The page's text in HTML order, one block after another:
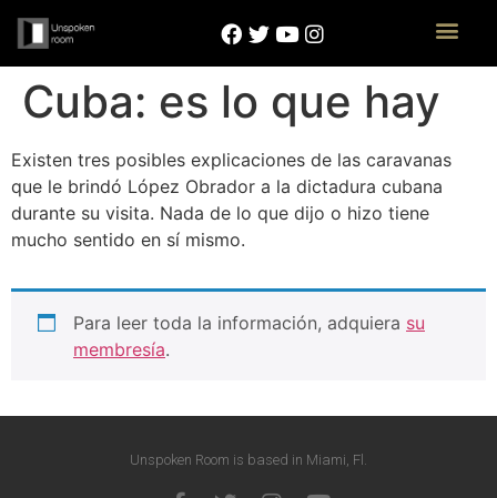
Cuba: es lo que hay
Existen tres posibles explicaciones de las caravanas
que le brindó López Obrador a la dictadura cubana
durante su visita. Nada de lo que dijo o hizo tiene
mucho sentido en sí mismo.
Para leer toda la información, adquiera su
membresía.
Unspoken Room is based in Miami, Fl.